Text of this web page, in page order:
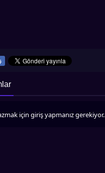
için giriş yapmanız gerekiyor.